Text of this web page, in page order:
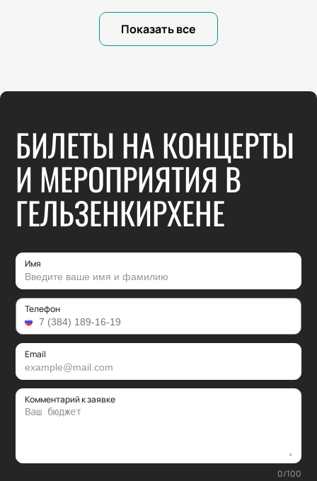
Показать все
БИЛЕТЫ НА КОНЦЕРТЫ
И МЕРОПРИЯТИЯ В
ГЕЛЬЗЕНКИРХЕНЕ
Имя
Телефон
Email
Комментарий к заявке
0/100